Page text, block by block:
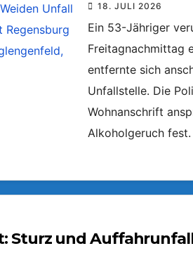
18. JULI 2026
Ein 53-Jähriger
Freitagnachmittag
entfernte sich
Unfallstelle. Die
Wohnanschrift
Alkoholgeruch
Sturz und